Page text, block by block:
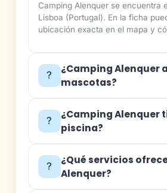
Camping Alenquer se encuentra
Lisboa (Portugal). En la ficha
ubicación exacta en el mapa y
¿Camping Alenquer
mascotas?
¿Camping Alenquer
piscina?
¿Qué servicios
Alenquer?